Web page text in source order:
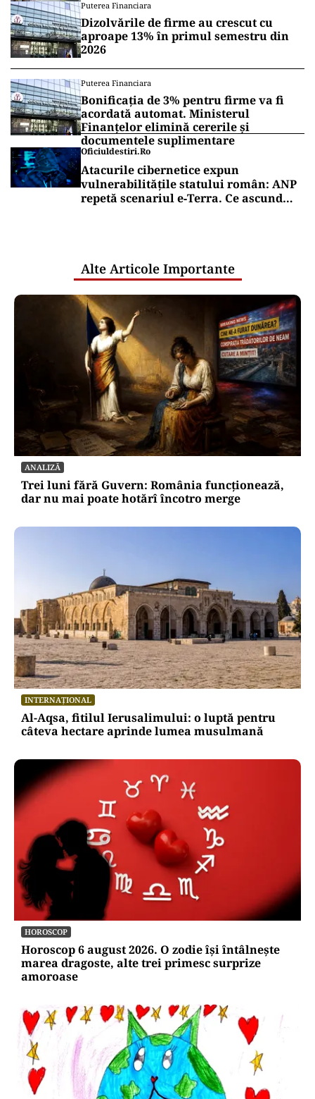
Puterea Financiara
Dizolvările de firme au crescut cu
aproape 13% în primul semestru din
2026
Puterea Financiara
Bonificația de 3% pentru firme va fi
acordată automat. Ministerul
Finanțelor elimină cererile și
documentele suplimentare
Oficiuldestiri.ro
Atacurile cibernetice expun
vulnerabilitățile statului român: ANP
repetă scenariul e‑Terra. Ce ascund
Alte Articole Importante
ANALIZĂ
Trei luni fără Guvern: România funcționează,
dar nu mai poate hotărî încotro merge
INTERNAȚIONAL
Al-Aqsa, fitilul Ierusalimului: o luptă pentru
câteva hectare aprinde lumea musulmană
HOROSCOP
Horoscop 6 august 2026. O zodie își întâlnește
marea dragoste, alte trei primesc surprize
amoroase